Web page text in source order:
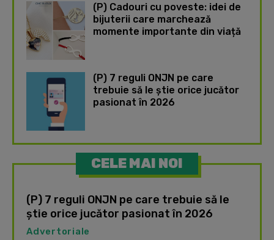
(P) Cadouri cu poveste: idei de
bijuterii care marchează
momente importante din viață
(P) 7 reguli ONJN pe care
trebuie să le știe orice jucător
pasionat în 2026
CELE MAI NOI
(P) 7 reguli ONJN pe care trebuie să le
știe orice jucător pasionat în 2026
Advertoriale